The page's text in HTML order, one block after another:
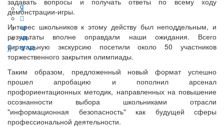
демонстрации-игры.
Интерес школьников к этому действу был неподдельным, и
результаты вполне оправдали наши ожидания. Всего
виртуальную экскурсию посетили около 50 участников
торжественного закрытия олимпиады.
Таким образом, предложенный новый формат успешно
прошел апробацию и пополнил арсенал
профориентационных методик, направленных на повышение
осознанности выбора школьниками отрасли
"информационная безопасность" как будущей сферы
профессиональной деятельности.